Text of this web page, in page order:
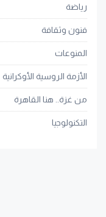
رياضة
فنون وثقافة
المنوعات
الأزمة الروسية الأوكرانية
من غزة.. هنا القاهرة
التكنولوجيا